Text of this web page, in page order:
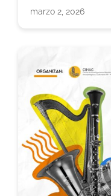
marzo 2, 2026